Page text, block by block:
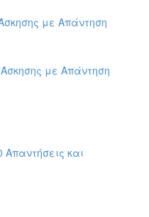
με Απάντηση
με Απάντηση
Απαντήσεις και